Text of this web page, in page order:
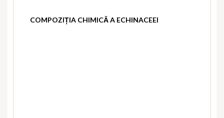
COMPOZIȚIA CHIMICĂ A ECHINACEEI